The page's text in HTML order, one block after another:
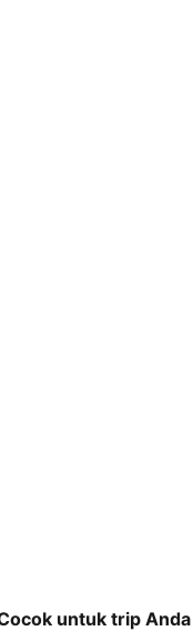
untuk trip Anda